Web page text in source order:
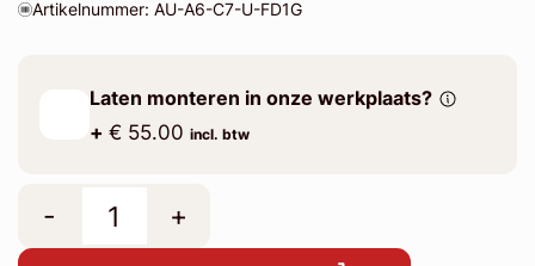
Artikelnummer: AU-A6-C7-U-FD1G
Laten monteren in onze werkplaats?
+ € 55.00 incl. btw
- +